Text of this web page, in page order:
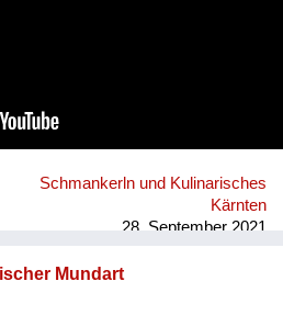
Schmankerln und Kulinarisches
Kärnten
28. September 2021
Mundart